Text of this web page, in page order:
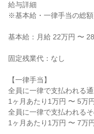
給与詳細
※基本給・一律手当の総額
基本給：月給 22万円 〜
固定残業代：なし
【一律手当】
全員に一律で支払われる
1ヶ月あたり1万円 〜 5万円
全員に一律で支払われる
1ヶ月あたり1万円 〜 7万円